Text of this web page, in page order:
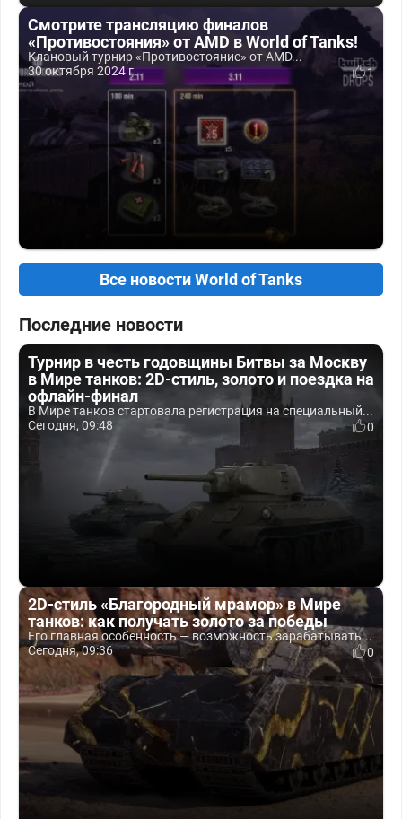
Смотрите трансляцию финалов
«Противостояния» от AMD в World of Tanks!
Клановый турнир «Противостояние» от AMD...
30 октября 2024 г.
1
Все новости World of Tanks
Последние новости
Турнир в честь годовщины Битвы за Москву
в Мире танков: 2D-стиль, золото и поездка на
офлайн-финал
В Мире танков стартовала регистрация на специальный...
Сегодня, 09:48
0
2D-стиль «Благородный мрамор» в Мире
танков: как получать золото за победы
Его главная особенность — возможность зарабатывать...
Сегодня, 09:36
0